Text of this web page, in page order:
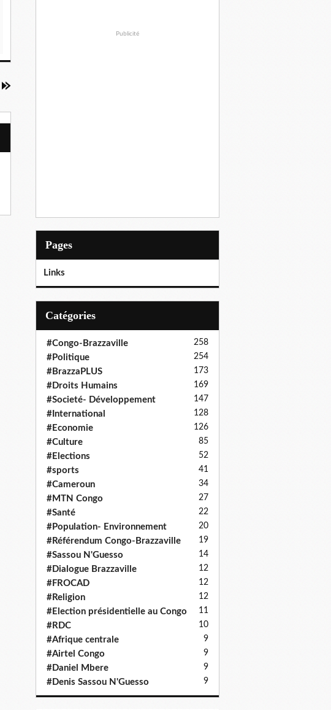
Publicité
Pages
Links
Catégories
#Congo-Brazzaville 258
#Politique 254
#BrazzaPLUS 173
#Droits Humains 169
#Societé- Développement 147
#International 128
#Economie 126
#Culture 85
#Elections 52
#sports 41
#Cameroun 34
#MTN Congo 27
#Santé 22
#Population- Environnement 20
#Référendum Congo-Brazzaville 19
#Sassou N'Guesso 14
#Dialogue Brazzaville 12
#FROCAD 12
#Religion 12
#Election présidentielle au Congo 11
#RDC 10
#Afrique centrale 9
#Airtel Congo 9
#Daniel Mbere 9
#Denis Sassou N'Guesso 9